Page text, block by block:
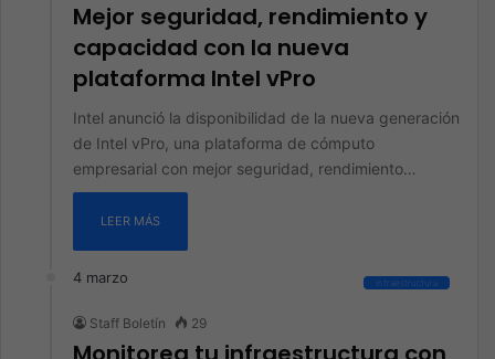
Mejor seguridad, rendimiento y
capacidad con la nueva
plataforma Intel vPro
Intel anunció la disponibilidad de la nueva generación
de Intel vPro, una plataforma de cómputo
empresarial con mejor seguridad, rendimiento…
LEER MÁS
4 marzo Infraestructura
Staff Boletín 29